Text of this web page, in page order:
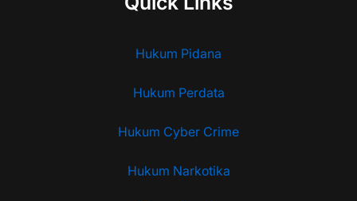
Hukum Pidana
Hukum Perdata
Hukum Cyber Crime
Hukum Narkotika